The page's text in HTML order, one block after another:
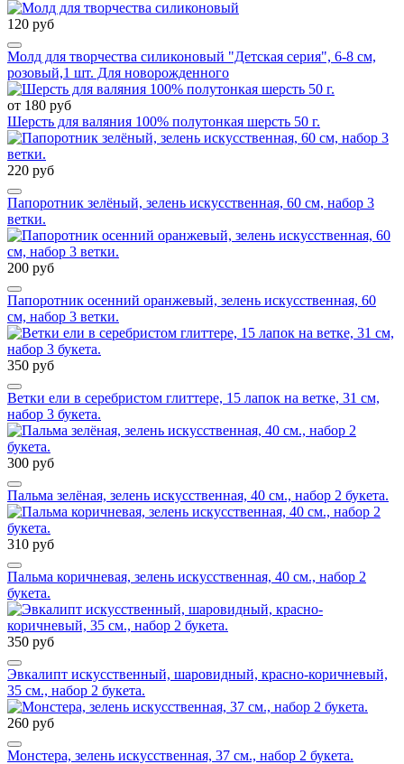
120 руб
Молд для творчества силиконовый "Детская серия", 6-8 см,
розовый,1 шт. Для новорожденного
от 180 руб
Шерсть для валяния 100% полутонкая шерсть 50 г.
220 руб
Папоротник зелёный, зелень искусственная, 60 см, набор 3
ветки.
200 руб
Папоротник осенний оранжевый, зелень искусственная, 60
см, набор 3 ветки.
350 руб
Ветки ели в серебристом глиттере, 15 лапок на ветке, 31 см,
набор 3 букета.
300 руб
Пальма зелёная, зелень искусственная, 40 см., набор 2 букета.
310 руб
Пальма коричневая, зелень искусственная, 40 см., набор 2
букета.
350 руб
Эвкалипт искусственный, шаровидный, красно-коричневый,
35 см., набор 2 букета.
260 руб
Монстера, зелень искусственная, 37 см., набор 2 букета.